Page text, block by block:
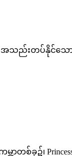
အသည်းတပ်နိုင်သော
စ်ခု၌၊ Princess